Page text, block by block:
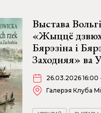
Выстава
«Жыццё
Бярэзіна і
Заходняя» ва
26.03.2026 16:00
Галерэя Клуба